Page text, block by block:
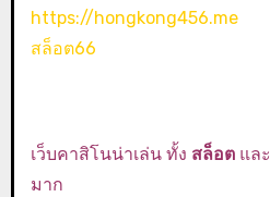
https://hongkong456.me
สล็อต66
เว็บคาสิโนน่าเล่น ทั้ง สล็อตและ
มาก